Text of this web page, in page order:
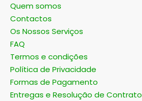
Quem somos
Contactos
Os Nossos Serviços
FAQ
Termos e condições
Política de Privacidade
Formas de Pagamento
Entregas e Resolução de Contrato